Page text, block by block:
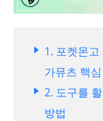
1. 포켓몬
가뮤츠 핵
2. 도구를
방법